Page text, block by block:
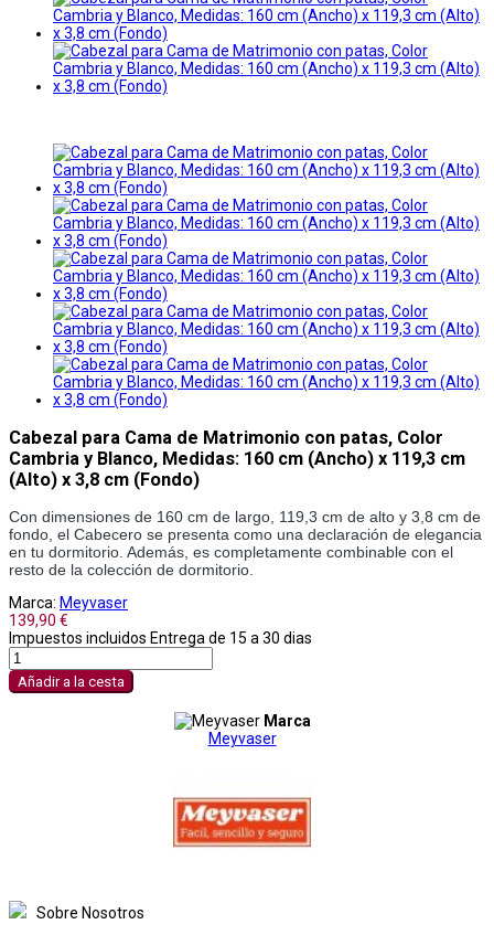
Cabezal para Cama de Matrimonio con patas, Color
Cambria y Blanco, Medidas: 160 cm (Ancho) x 119,3 cm
(Alto) x 3,8 cm (Fondo)
Con dimensiones de 160 cm de largo, 119,3 cm de alto y 3,8 cm de
fondo, el Cabecero se presenta como una declaración de elegancia
en tu dormitorio. Además, es completamente combinable con el
resto de la colección de dormitorio.
Marca: Meyvaser
139,90 €
Impuestos incluidos Entrega de 15 a 30 dias
Añadir a la cesta
Marca
Meyvaser
Sobre Nosotros